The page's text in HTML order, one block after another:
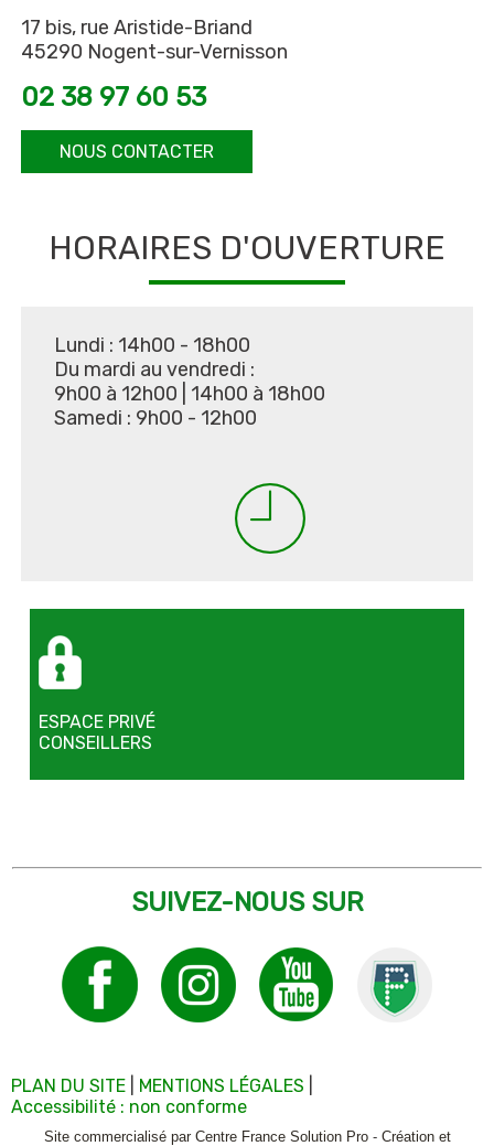
17 bis, rue Aristide-Briand
45290 Nogent-sur-Vernisson
02 38 97 60 53
NOUS CONTACTER
HORAIRES D'OUVERTURE
Lundi : 14h00 - 18h00
Du mardi au vendredi :
9h00 à 12h00
14h00 à 18h00
Samedi : 9h00 - 12h00
ESPACE PRIVÉ
CONSEILLERS
SUIVEZ-NOUS SUR
PLAN DU SITE
MENTIONS LÉGALES
Accessibilité : non conforme
Site commercialisé par Centre France Solution Pro- Création et